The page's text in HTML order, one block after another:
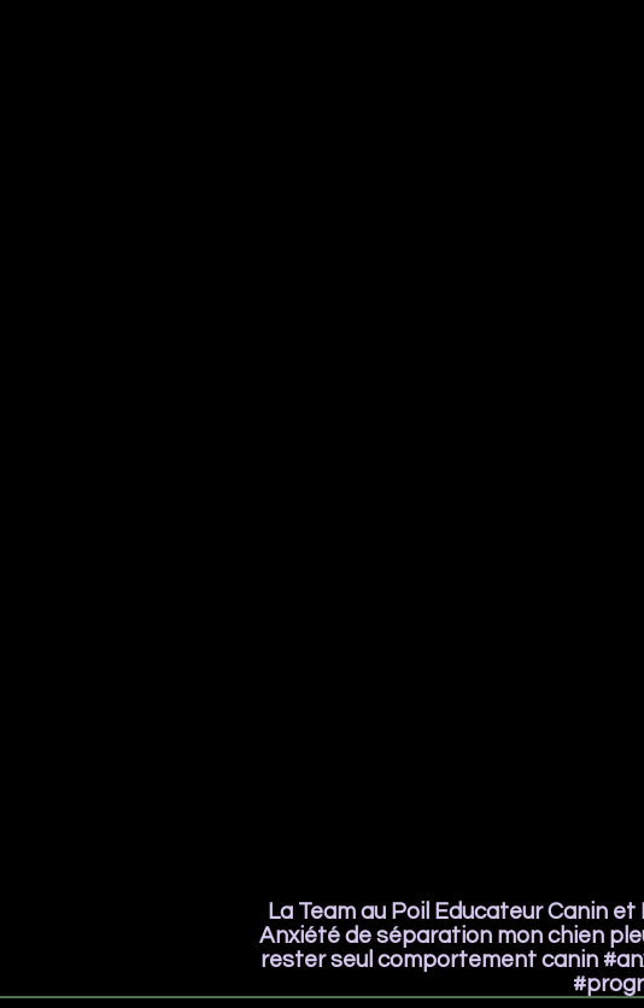
La Team au Poil Educateur Canin
Anxiété de séparation mon chien
rester seul comportement canin